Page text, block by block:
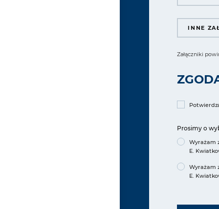
Załączniki
Prosimy o
Wyrażam
E.
Wyrażam
E.